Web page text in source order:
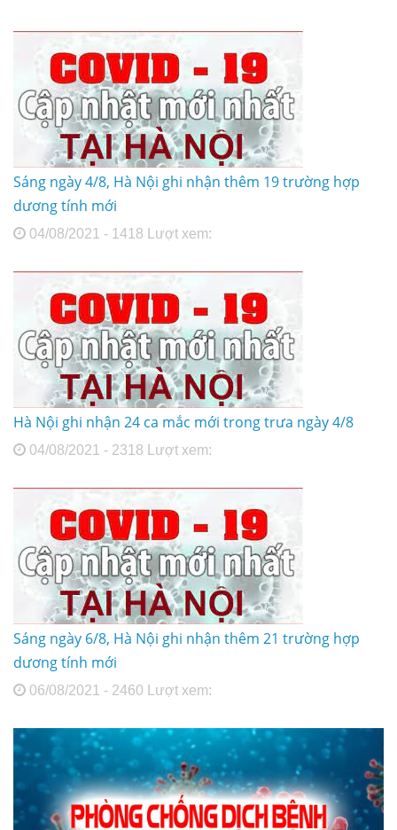
Sáng ngày 4/8, Hà Nội ghi nhận thêm 19 trường hợp
dương tính mới
04/08/2021 - 1418 Lượt xem:
Hà Nội ghi nhận 24 ca mắc mới trong trưa ngày 4/8
04/08/2021 - 2318 Lượt xem:
Sáng ngày 6/8, Hà Nội ghi nhận thêm 21 trường hợp
dương tính mới
06/08/2021 - 2460 Lượt xem: